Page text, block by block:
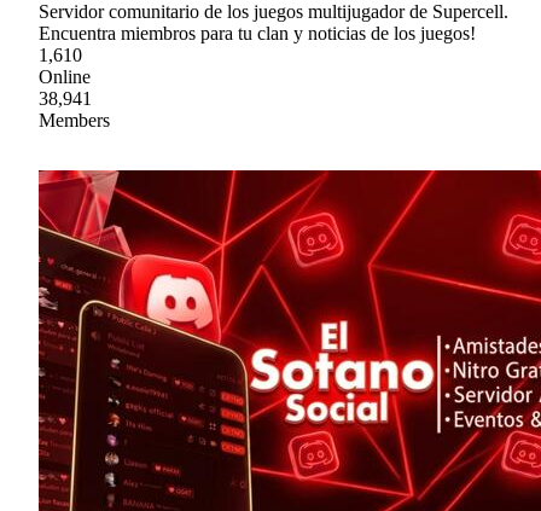
Servidor comunitario de los juegos multijugador de Supercell.
Encuentra miembros para tu clan y noticias de los juegos!
1,610
Online
38,941
Members